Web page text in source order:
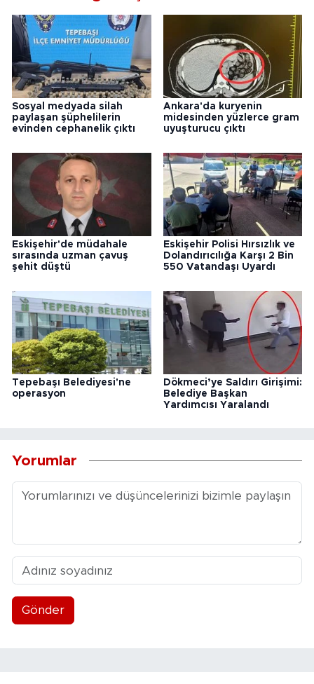
Sosyal medyada silah
paylaşan şüphelilerin
evinden cephanelik çıktı
Ankara'da kuryenin
midesinden yüzlerce gram
uyuşturucu çıktı
Eskişehir'de müdahale
sırasında uzman çavuş
şehit düştü
Eskişehir Polisi Hırsızlık ve
Dolandırıcılığa Karşı 2 Bin
550 Vatandaşı Uyardı
Tepebaşı Belediyesi'ne
operasyon
Dökmeci’ye Saldırı Girişimi:
Belediye Başkan
Yardımcısı Yaralandı
Yorumlar
Gönder